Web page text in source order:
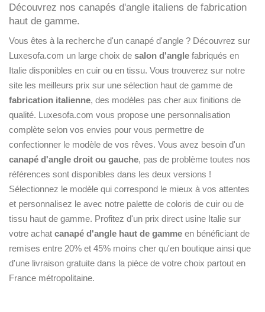
Découvrez nos canapés d'angle italiens de fabrication
haut de gamme.
Vous êtes à la recherche d'un canapé d'angle ? Découvrez sur
Luxesofa.com un large choix de salon d'angle fabriqués en
Italie disponibles en cuir ou en tissu. Vous trouverez sur notre
site les meilleurs prix sur une sélection haut de gamme de
fabrication italienne, des modèles pas cher aux finitions de
qualité. Luxesofa.com vous propose une personnalisation
complète selon vos envies pour vous permettre de
confectionner le modèle de vos rêves. Vous avez besoin d'un
canapé d'angle droit ou gauche, pas de problème toutes nos
références sont disponibles dans les deux versions !
Sélectionnez le modèle qui correspond le mieux à vos attentes
et personnalisez le avec notre palette de coloris de cuir ou de
tissu haut de gamme. Profitez d'un prix direct usine Italie sur
votre achat canapé d'angle haut de gamme en bénéficiant de
remises entre 20% et 45% moins cher qu'en boutique ainsi que
d'une livraison gratuite dans la pièce de votre choix partout en
France métropolitaine.